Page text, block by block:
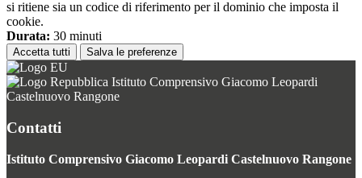
si ritiene sia un codice di riferimento per il dominio che imposta il
cookie.
Durata: 30 minuti
Accetta tutti Salva le preferenze
Istituto Comprensivo Giacomo Leopardi
Castelnuovo Rangone
Contatti
Istituto Comprensivo Giacomo Leopardi Castelnuovo Rangone